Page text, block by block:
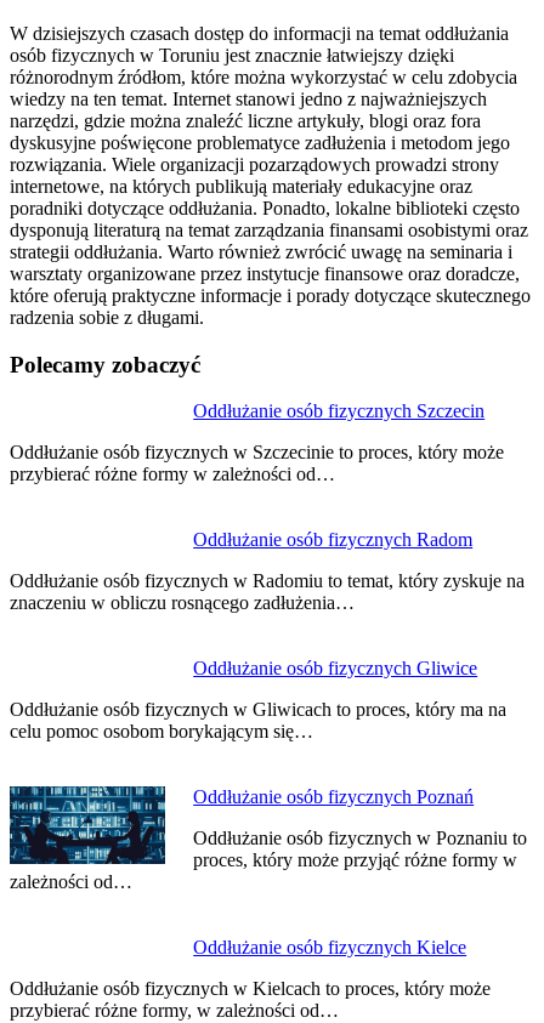
W dzisiejszych czasach dostęp do informacji na temat oddłużania
osób fizycznych w Toruniu jest znacznie łatwiejszy dzięki
różnorodnym źródłom, które można wykorzystać w celu zdobycia
wiedzy na ten temat. Internet stanowi jedno z najważniejszych
narzędzi, gdzie można znaleźć liczne artykuły, blogi oraz fora
dyskusyjne poświęcone problematyce zadłużenia i metodom jego
rozwiązania. Wiele organizacji pozarządowych prowadzi strony
internetowe, na których publikują materiały edukacyjne oraz
poradniki dotyczące oddłużania. Ponadto, lokalne biblioteki często
dysponują literaturą na temat zarządzania finansami osobistymi oraz
strategii oddłużania. Warto również zwrócić uwagę na seminaria i
warsztaty organizowane przez instytucje finansowe oraz doradcze,
które oferują praktyczne informacje i porady dotyczące skutecznego
radzenia sobie z długami.
Polecamy zobaczyć
Oddłużanie osób fizycznych Szczecin
Oddłużanie osób fizycznych w Szczecinie to proces, który może
przybierać różne formy w zależności od…
Oddłużanie osób fizycznych Radom
Oddłużanie osób fizycznych w Radomiu to temat, który zyskuje na
znaczeniu w obliczu rosnącego zadłużenia…
Oddłużanie osób fizycznych Gliwice
Oddłużanie osób fizycznych w Gliwicach to proces, który ma na
celu pomoc osobom borykającym się…
Oddłużanie osób fizycznych Poznań
Oddłużanie osób fizycznych w Poznaniu to
proces, który może przyjąć różne formy w
zależności od…
Oddłużanie osób fizycznych Kielce
Oddłużanie osób fizycznych w Kielcach to proces, który może
przybierać różne formy, w zależności od…
wpisu